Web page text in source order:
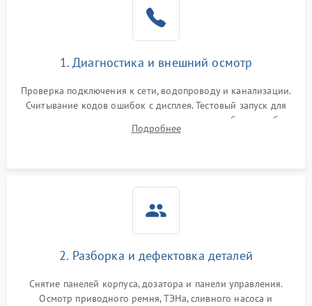
1. Диагностика и внешний осмотр
Проверка подключения к сети, водопроводу и канализации.
Считывание кодов ошибок с дисплея. Тестовый запуск для
выявления посторонних шумов, протечек или сбоев в работе
электронного модуля управления.
Подробнее
2. Разборка и дефектовка деталей
Снятие панелей корпуса, дозатора и панели управления.
Осмотр приводного ремня, ТЭНа, сливного насоса и